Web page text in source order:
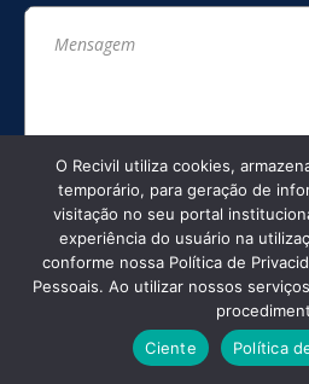
Posts Recentes
Recivil fortalece
Minas com visitas
Encontro Regional
0 37
O Recivil utiliza cookies,
temporário, para geração de
visitação no seu portal
experiência do usuário na
conforme nossa Política de
Pessoais. Ao utilizar nossos
Ciente
Política